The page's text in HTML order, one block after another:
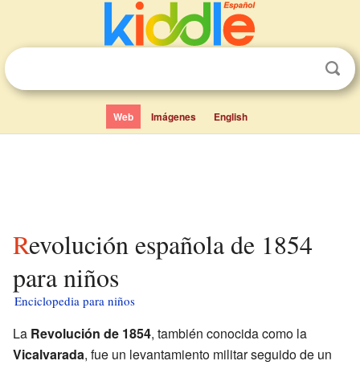
Web Imágenes English
Revolución española de 1854
para niños
Enciclopedia para niños
La Revolución de 1854, también conocida como la
Vicalvarada, fue un levantamiento militar seguido de un